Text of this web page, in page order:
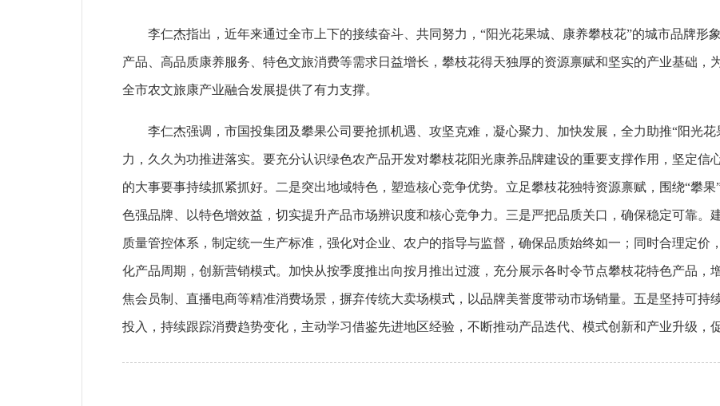
李仁杰指出，近年来通过全市上下的接续奋斗、共同努力，“阳光花果城、康养攀枝花”的城市品牌形
产品、高品质康养服务、特色文旅消费等需求日益增长，攀枝花得天独厚的资源禀赋和坚实的产业基础，
全市农文旅康产业融合发展提供了有力支撑。
李仁杰强调，市国投集团及攀果公司要抢抓机遇、攻坚克难，凝心聚力、加快发展，全力助推“阳光花
力，久久为功推进落实。要充分认识绿色农产品开发对攀枝花阳光康养品牌建设的重要支撑作用，坚定信
的大事要事持续抓紧抓好。二是突出地域特色，塑造核心竞争优势。立足攀枝花独特资源禀赋，围绕“攀
色强品牌、以特色增效益，切实提升产品市场辨识度和核心竞争力。三是严把品质关口，确保稳定可靠。
质量管控体系，制定统一生产标准，强化对企业、农户的指导与监督，确保品质始终如一；同时合理定价
化产品周期，创新营销模式。加快从按季度推出向按月推出过渡，充分展示各时令节点攀枝花特色产品，
焦会员制、直播电商等精准消费场景，摒弃传统大卖场模式，以品牌美誉度带动市场销量。五是坚持可持
投入，持续跟踪消费趋势变化，主动学习借鉴先进地区经验，不断推动产品迭代、模式创新和产业升级，